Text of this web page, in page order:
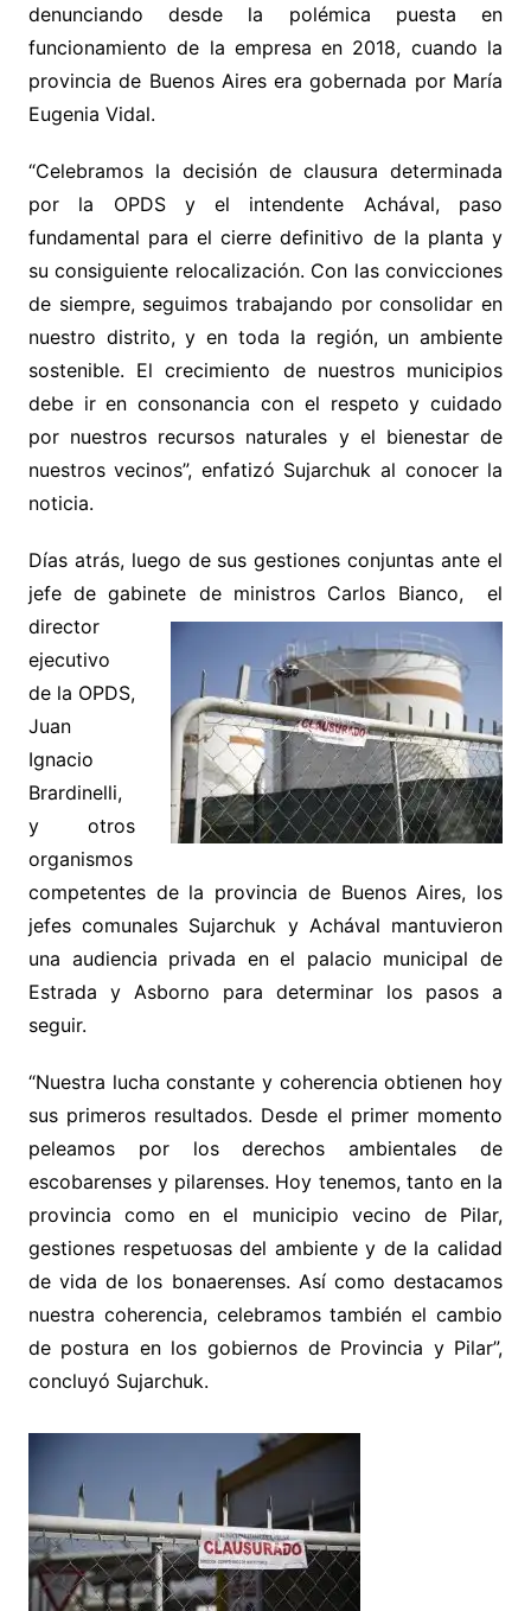
denunciando desde la polémica puesta en
funcionamiento de la empresa en 2018, cuando la
provincia de Buenos Aires era gobernada por María
Eugenia Vidal.
“Celebramos la decisión de clausura determinada
por la OPDS y el intendente Achával, paso
fundamental para el cierre definitivo de la planta y
su consiguiente relocalización. Con las convicciones
de siempre, seguimos trabajando por consolidar en
nuestro distrito, y en toda la región, un ambiente
sostenible. El crecimiento de nuestros municipios
debe ir en consonancia con el respeto y cuidado
por nuestros recursos naturales y el bienestar de
nuestros vecinos”, enfatizó Sujarchuk al conocer la
noticia.
Días atrás, luego de sus gestiones conjuntas ante el
jefe de gabinete de ministros Carlos Bianco,
el
director
ejecutivo
de la OPDS,
Juan
Ignacio
Brardinelli,
y otros
organismos
competentes de la provincia de Buenos Aires, los
jefes comunales Sujarchuk y Achával mantuvieron
una audiencia privada en el palacio municipal de
Estrada y Asborno para determinar los pasos a
seguir.
“Nuestra lucha constante y coherencia obtienen hoy
sus primeros resultados. Desde el primer momento
peleamos por los derechos ambientales de
escobarenses y pilarenses. Hoy tenemos, tanto en la
provincia como en el municipio vecino de Pilar,
gestiones respetuosas del ambiente y de la calidad
de vida de los bonaerenses. Así como destacamos
nuestra coherencia, celebramos también el cambio
de postura en los gobiernos de Provincia y Pilar”,
concluyó Sujarchuk.